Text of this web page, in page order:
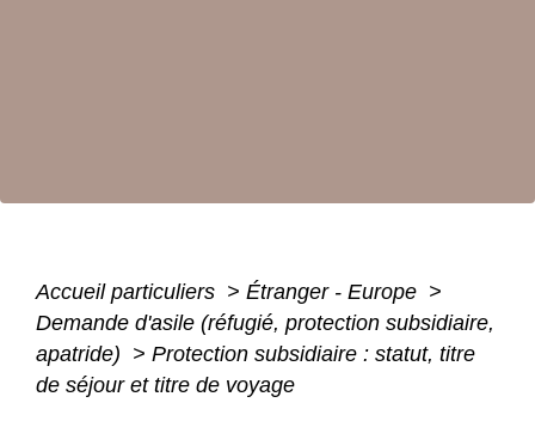
Accueil particuliers > Étranger - Europe >
Demande d'asile (réfugié, protection subsidiaire,
apatride) > Protection subsidiaire : statut, titre
de séjour et titre de voyage